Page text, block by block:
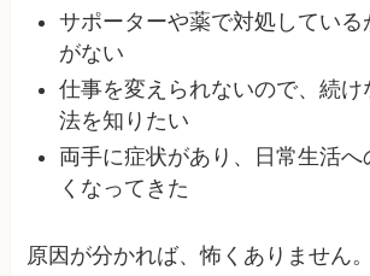
サポーターや薬で対処している
がない
仕事を変えられないので、続け
法を知りたい
両手に症状があり、日常生活へ
くなってきた
原因が分かれば、怖くありません